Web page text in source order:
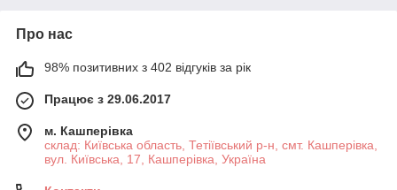
Про нас
98% позитивних з 402 відгуків за рік
Працює з 29.06.2017
м. Кашперівка
склад: Київська область, Тетіївський р-н, смт. Кашперівка,
вул. Київська, 17, Кашперівка, Україна